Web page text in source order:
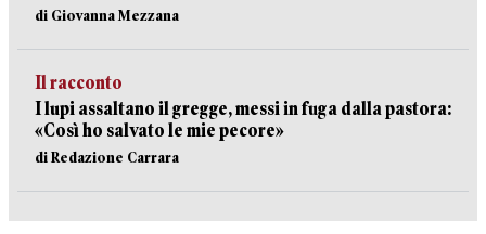
di Giovanna Mezzana
Il racconto
I lupi assaltano il gregge, messi in fuga dalla pastora:
«Così ho salvato le mie pecore»
di Redazione Carrara